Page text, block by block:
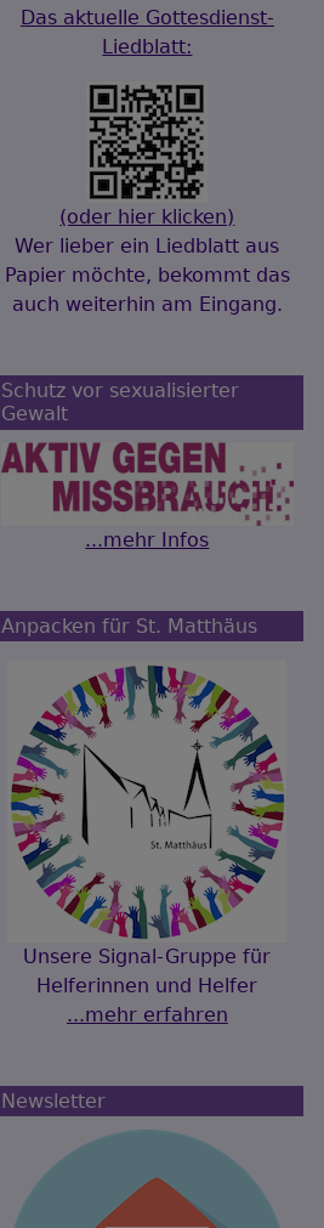
Das aktuelle Gottesdienst-
Liedblatt:
(oder hier klicken)
Wer lieber ein Liedblatt aus
Papier möchte, bekommt das
auch weiterhin am Eingang.
Schutz vor sexualisierter
Gewalt
...mehr Infos
Anpacken für St. Matthäus
Unsere Signal-Gruppe für
Helferinnen und Helfer
...mehr erfahren
Newsletter